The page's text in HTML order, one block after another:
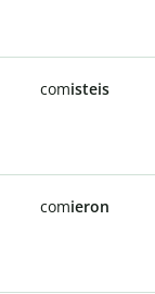
comisteis
comieron